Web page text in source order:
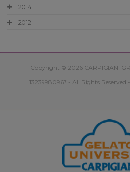
2014
2012
Copyright © 2026 CARPIGIANI
13239980967 - All Rights Reserved -